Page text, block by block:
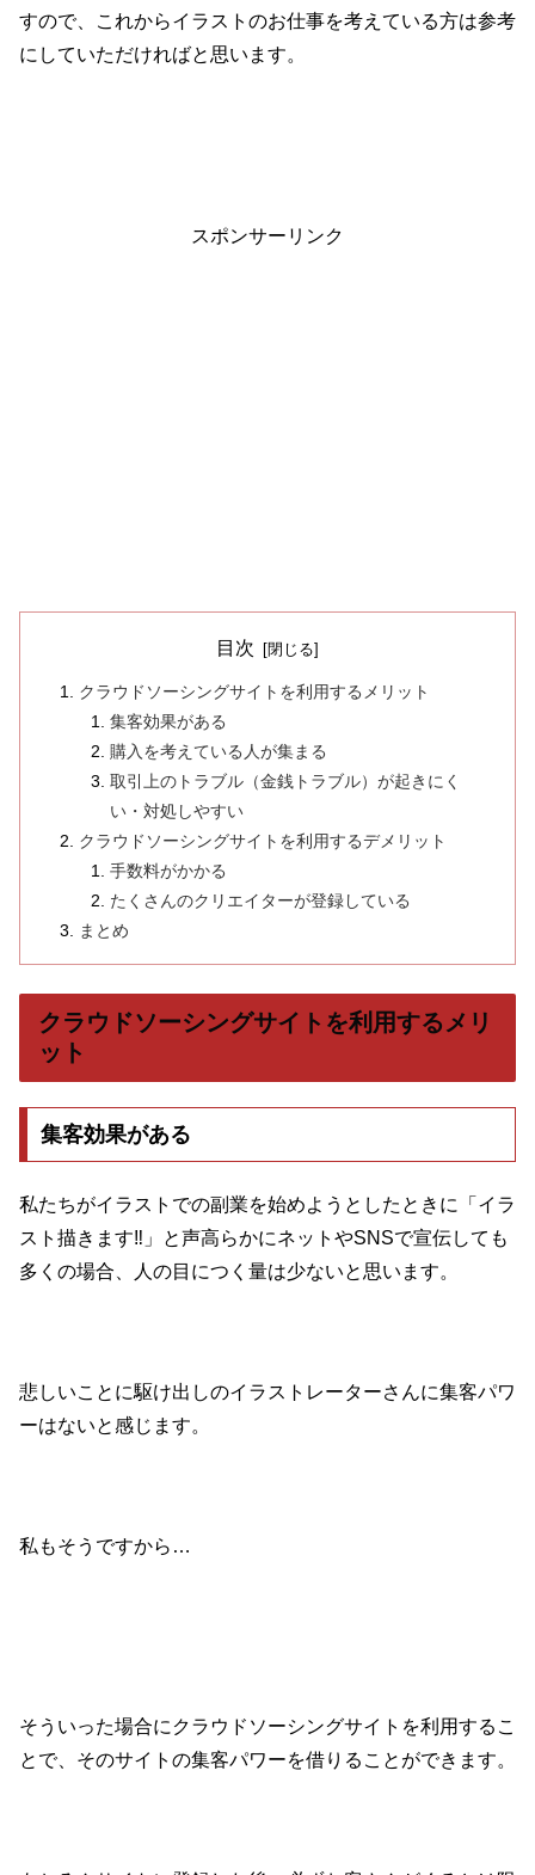
すので、これからイラストのお仕事を考えている方は参考
にしていただければと思います。
スポンサーリンク
目次
クラウドソーシングサイトを利用するメリット
集客効果がある
購入を考えている人が集まる
取引上のトラブル（金銭トラブル）が起きにく
い・対処しやすい
クラウドソーシングサイトを利用するデメリット
手数料がかかる
たくさんのクリエイターが登録している
まとめ
クラウドソーシングサイトを利用するメリ
ット
集客効果がある
私たちがイラストでの副業を始めようとしたときに「イラ
スト描きます‼」と声高らかにネットやSNSで宣伝しても
多くの場合、人の目につく量は少ないと思います。
悲しいことに駆け出しのイラストレーターさんに集客パワ
ーはないと感じます。
私もそうですから…
そういった場合にクラウドソーシングサイトを利用するこ
とで、そのサイトの集客パワーを借りることができます。